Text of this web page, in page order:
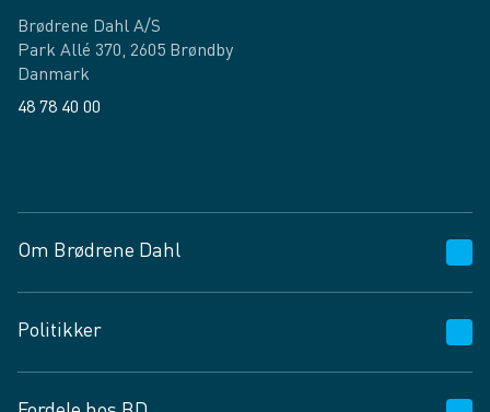
Brødrene Dahl A/S
Park Allé 370, 2605 Brøndby
Danmark
48 78 40 00
Om Brødrene Dahl
Vagttelefon 30 10 89 89
Spørgsmål og svar
Politikker